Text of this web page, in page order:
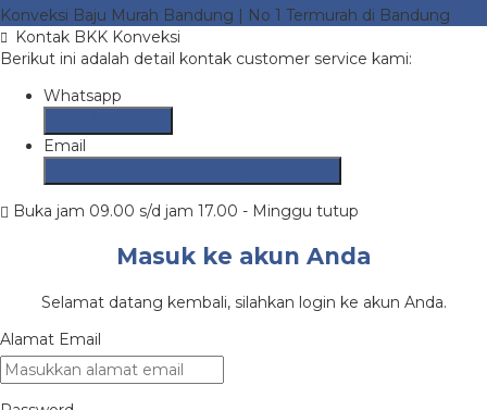
Konveksi Baju Murah Bandung | No 1 Termurah di Bandung
Kontak BKK Konveksi
Berikut ini adalah detail kontak customer service kami:
Whatsapp
Email
Buka jam 09.00 s/d jam 17.00 - Minggu tutup
Masuk ke akun Anda
Selamat datang kembali, silahkan login ke akun Anda.
Alamat Email